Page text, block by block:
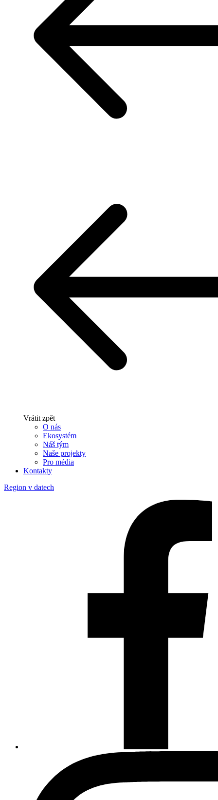
Vrátit zpět
O nás
Ekosystém
Náš tým
Naše projekty
Pro média
Kontakty
Region v datech